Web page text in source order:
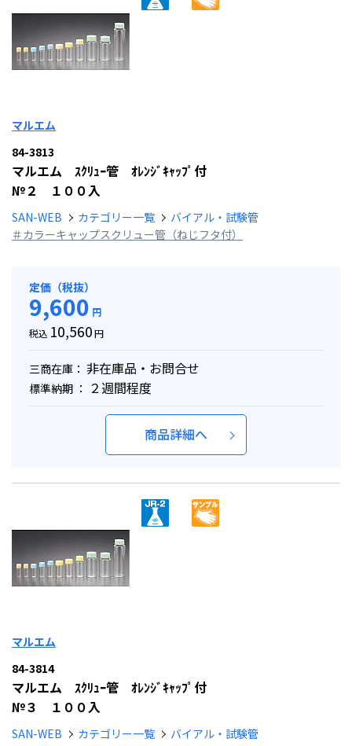
マルエム
84-3813
マルエム ｽｸﾘｭｰ管 ｵﾚﾝｼﾞｷｬｯﾌﾟ付
№２ １００入
SAN-WEB カテゴリー一覧
バイアル・試験管
＃カラーキャップスクリュー管（ねじフタ付）
定価（税抜）
9,600 円
税込 10,560円
三商在庫： 非在庫品・お問合せ
標準納期 ： ２週間程度
商品詳細へ
マルエム
84-3814
マルエム ｽｸﾘｭｰ管 ｵﾚﾝｼﾞｷｬｯﾌﾟ付
№３ １００入
SAN-WEB カテゴリー一覧
バイアル・試験管